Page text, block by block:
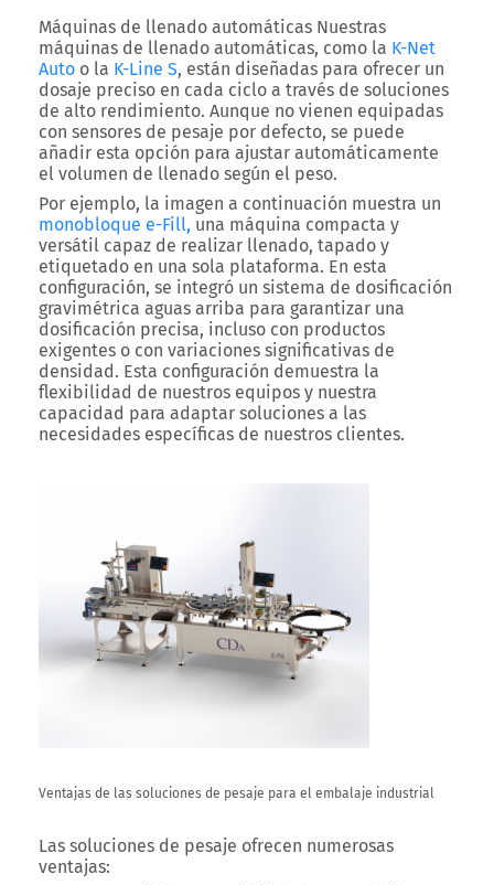
Máquinas de llenado automáticas Nuestras
máquinas de llenado automáticas, como la K-Net
Auto o la K-Line S, están diseñadas para ofrecer un
dosaje preciso en cada ciclo a través de soluciones
de alto rendimiento. Aunque no vienen equipadas
con sensores de pesaje por defecto, se puede
añadir esta opción para ajustar automáticamente
el volumen de llenado según el peso.
Por ejemplo, la imagen a continuación muestra un
monobloque e-Fill, una máquina compacta y
versátil capaz de realizar llenado, tapado y
etiquetado en una sola plataforma. En esta
configuración, se integró un sistema de dosificación
gravimétrica aguas arriba para garantizar una
dosificación precisa, incluso con productos
exigentes o con variaciones significativas de
densidad. Esta configuración demuestra la
flexibilidad de nuestros equipos y nuestra
capacidad para adaptar soluciones a las
necesidades específicas de nuestros clientes.
Ventajas de las soluciones de pesaje para el embalaje industrial
Las soluciones de pesaje ofrecen numerosas
ventajas: